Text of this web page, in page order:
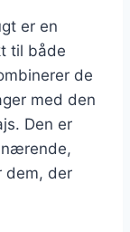
er en
til både
de
med den
Den er
nærende,
dem, der